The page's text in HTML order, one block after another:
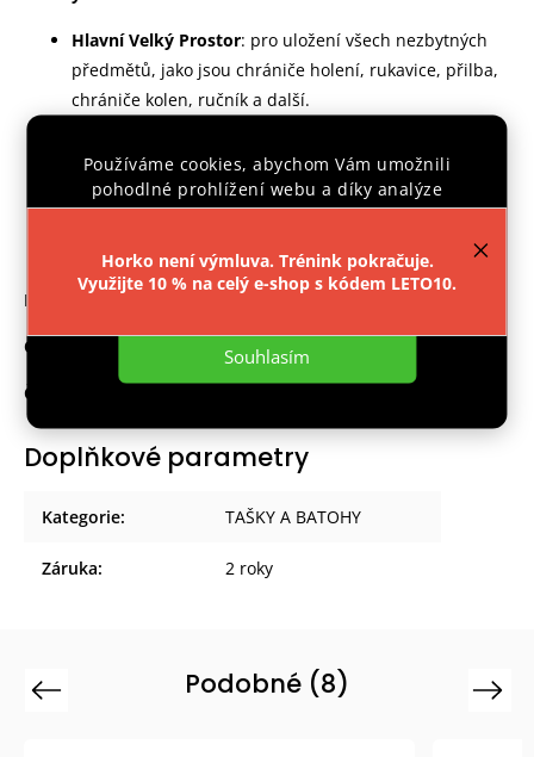
Používáme cookies, abychom Vám umožnili
pohodlné prohlížení webu a díky analýze
provozu webu neustále zlepšovali jeho funkce,
Nastavení
Souhlasím
Horko není výmluva. Trénink pokračuje.
Využijte 10 % na celý e-shop s kódem LETO10.
Hlavní Velký Prostor: pro uložení všech nezbytných
předmětů, jako jsou chrániče holení, rukavice, přilba,
chrániče kolen, ručník a další.
klíče a doklady nebudou v kontaktu s propocenými
chrániči.
prostor pro menší předměty.
Rozměry : 70 x 33 x 33 cm
Objem
Česká výroba
Doplňkové parametry
Kategorie: TAŠKY A BATOHY
Záruka: 2 roky
Podobné (8)
Previous Next